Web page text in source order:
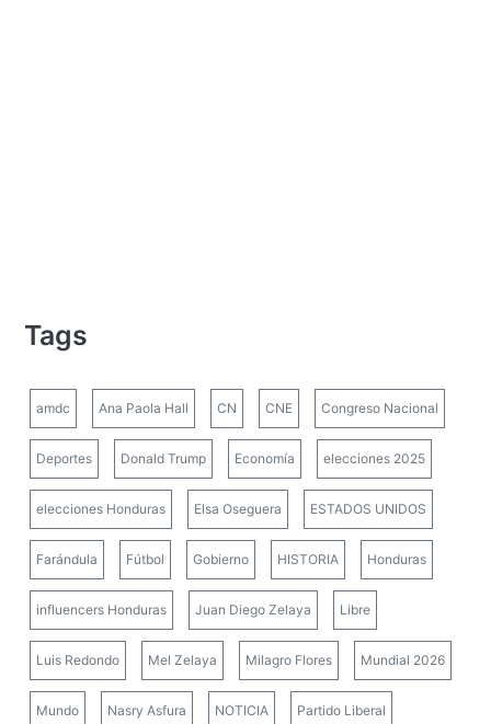
Tags
amdc Ana Paola Hall CN CNE Congreso Nacional
Deportes Donald Trump Economía elecciones 2025
elecciones Honduras Elsa Oseguera ESTADOS UNIDOS
Farándula Fútbol Gobierno HISTORIA Honduras
influencers Honduras Juan Diego Zelaya Libre
Luis Redondo Mel Zelaya Milagro Flores Mundial 2026
Mundo Nasry Asfura NOTICIA Partido Liberal